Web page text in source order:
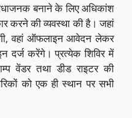
बनाने के लिए अधिकांश
करने की व्यवस्था की है। जहां
वहां ऑफलाइन आवेदन लेकर
दर्ज करेंगे। प्रत्येक शिविर में
वेंडर तथा डीड राइटर की
को एक ही स्थान पर सभी